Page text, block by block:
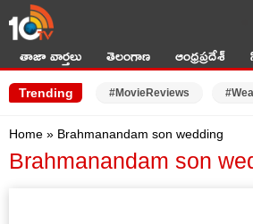
తాజా వార్తలు తెలంగాణ ఆంధ్రప్రదేశ్
Trending #MovieReviews
Home » Brahmanandam son wedding
Brahmanandam son